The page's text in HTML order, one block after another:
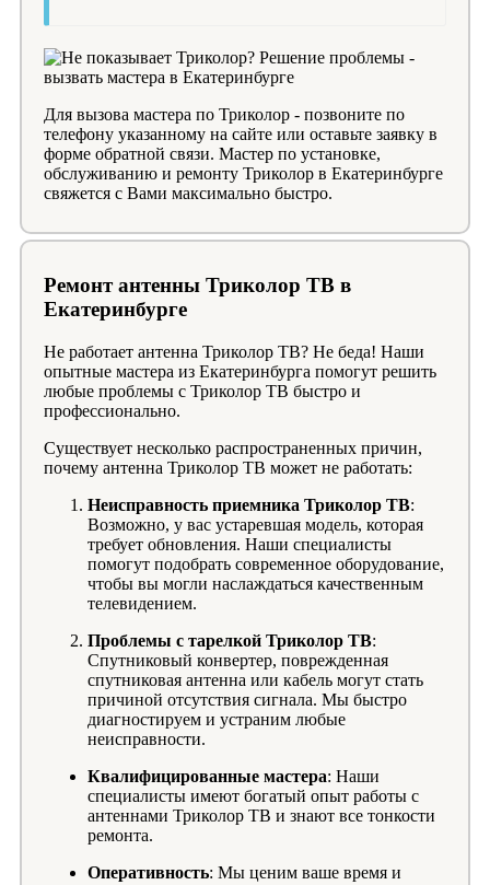
Для вызова мастера по Триколор - позвоните по
телефону указанному на сайте или оставьте заявку в
форме обратной связи. Мастер по установке,
обслуживанию и ремонту Триколор в Екатеринбурге
свяжется с Вами максимально быстро.
Ремонт антенны Триколор ТВ в
Екатеринбурге
Не работает антенна Триколор ТВ? Не беда! Наши
опытные мастера из Екатеринбурга помогут решить
любые проблемы с Триколор ТВ быстро и
профессионально.
Существует несколько распространенных причин,
почему антенна Триколор ТВ может не работать:
Неисправность приемника Триколор ТВ:
Возможно, у вас устаревшая модель, которая
требует обновления. Наши специалисты
помогут подобрать современное оборудование,
чтобы вы могли наслаждаться качественным
телевидением.
Проблемы с тарелкой Триколор ТВ:
Спутниковый конвертер, поврежденная
спутниковая антенна или кабель могут стать
причиной отсутствия сигнала. Мы быстро
диагностируем и устраним любые
неисправности.
Квалифицированные мастера: Наши
специалисты имеют богатый опыт работы с
антеннами Триколор ТВ и знают все тонкости
ремонта.
Оперативность: Мы ценим ваше время и